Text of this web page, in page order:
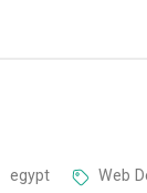
egypt Web